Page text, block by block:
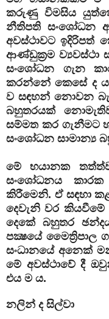
කරුණු විමසිය
නීතිපති සංශෝධන
අවස්ථාවට
ආණ්ඩුක්‍රම
සංශෝධන ගැන
කරන්නේ කෙසේ ද
ව සඳහන් නොවන
බහුතරයක්
සම්මත කර ගැනීමට
සංශෝධන සාමාන්‍ය
මේ භයානක
සංශෝධනය
කිරීමෙනි. ඒ සඳහා
දෙවැනි වර
දෙකේ බහුතර
පක්‍ෂයේ මෛත්‍රිපාල
සංධානයේ අනෙක්
මේ අවස්ථාවේ දී
එය ම ය.
නලින් ද සිල්වා